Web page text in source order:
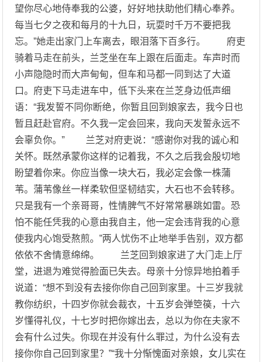
望你尽心地侍奉我的公婆，好好地扶助他们精心奉养。
每当七夕之夜和每月的十九日，玩耍时千万不要把我
忘。”她走出家门上车离去，眼泪落下百多行。 府吏
骑着马走在前头，兰芝坐在车上跟在后面走。车声时而
小声隐隐时而大声甸甸，但车和马都一同到达了大道
口。府吏下马走进车中，低下头来在兰芝身边低声细
语：“我发誓不同你断绝，你暂且回到娘家去，我今日也
暂且赶赴官府。不久我一定会回来，我向天发誓永远不
会辜负你。” 兰芝对府吏说：“感谢你对我的诚心和
关怀。既然承蒙你这样的记着我，不久之后我会殷切地
盼望着你来。你应当像一块大石，我必定会像一株蒲
苇。蒲苇像丝一样柔软但坚韧结实，大石也不会转移。
只是我有一个亲哥哥，性情脾气不好常常暴跳如雷。恐
怕不能任凭我的心意由我自主，他一定会违背我的心意
使我内心饱受熬煎。”两人忧伤不止地举手告别，双方都
依依不舍情意绵绵。 兰芝回到娘家进了大门走上厅
堂，进退为难觉得脸面已失去。母亲十分惊异地拍着手
说道：“想不到没有去接你你自己回到家里。十三岁我就
教你纺织，十四岁你就会裁衣，十五岁会弹箜篌，十六
岁懂得礼仪，十七岁时把你嫁出去，总以为你在夫家不
会有什么过失。你现在并没有什么罪过，为什么没有去
接你你自己回到家里？”“我十分惭愧面对亲娘，女儿实在